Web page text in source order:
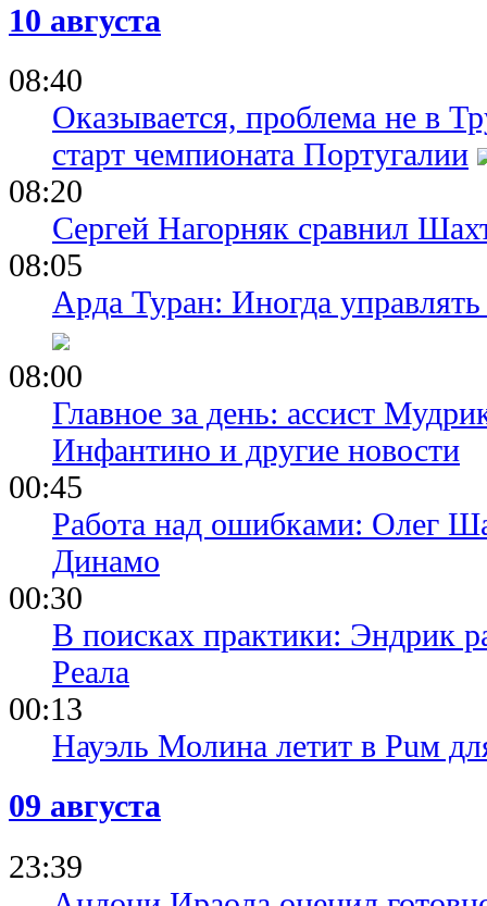
10 августа
08:40
Оказывается, проблема не в
старт чемпионата Португалии
08:20
Сергей Нагорняк сравнил
08:05
Арда Туран: Иногда
08:00
Главное за день: ассист
Инфантино и другие новости
00:45
Работа над ошибками: Олег
Динамо
00:30
В поисках практики: Эндрик
Реала
00:13
Науэль Молина летит в Puм
09 августа
23:39